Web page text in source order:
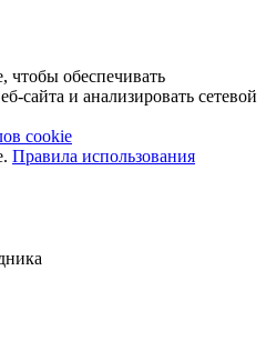
обеспечивать
сайта и анализировать сетевой
cookie
Правила использования